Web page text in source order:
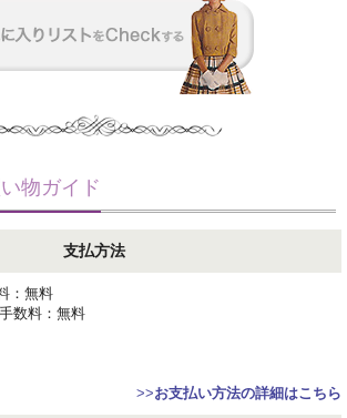
物ガイド
支払方法
：無料
数料：無料
>>お支払い方法の詳細はこちら